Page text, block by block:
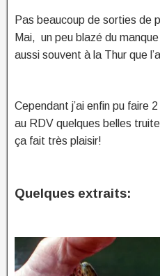
Pas beaucoup de sorties de
Mai, un peu blazé du
aussi souvent à la Thur que
Cependant j’ai enfin pu faire
au RDV quelques belles
ça fait très plaisir!
Quelques extraits: